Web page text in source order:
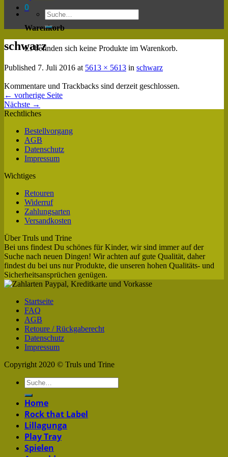
0
Warenkorb
Es befinden sich keine Produkte im Warenkorb.
schwarz
Published 7. Juli 2016 at 5613 × 5613 in schwarz
Kommentare und Trackbacks sind derzeit geschlossen.
← vorherige Seite
Nächste →
Rechtliches
Bestellvorgang
AGB
Datenschutz
Impressum
Wichtiges
Retouren
Widerruf
Zahlungsarten
Versandkosten
Über Truls und Trine
Bei uns findest Du schönes für Kinder, wir sind immer auf der
Suche nach neuen Dingen! Wir achten auf gute Qualität, daher
findest du bei uns nur Produkte, die unseren hohen Qualitäts- und
Sicherheitsansprüchen genügen.
Startseite
FAQ
AGB
Retoure / Rückgaberecht
Datenschutz
Impressum
Copyright 2020 © Truls und Trine
Home
Rock that Label
Lillagunga
Play Tray
Spielen